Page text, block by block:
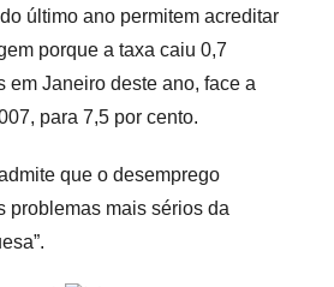
e
c
a
r
o
s
último ano permitem acreditar
porque a taxa caiu 0,7
em Janeiro deste ano, face a
para 7,5 por cento.
que o desemprego
problemas mais sérios da